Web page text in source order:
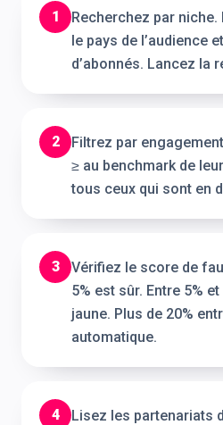
1
Recherchez par
le pays de l’audience
d’abonnés. Lancez la
2
Filtrez par
≥ au benchmark de
tous ceux qui sont en
3
Vérifiez le score de
5% est sûr. Entre 5%
jaune. Plus de 20%
automatique.
4
Lisez les partenariats